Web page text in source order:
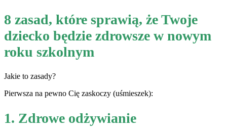
8 zasad, które sprawią, że Twoje
dziecko będzie zdrowsze w nowym
roku szkolnym
Jakie to zasady?
Pierwsza na pewno Cię zaskoczy (uśmieszek):
1. Zdrowe odżywianie